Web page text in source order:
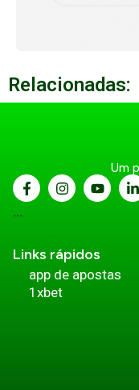
Relacionadas:
Um
...
Links rápidos
app de apostas
1xbet